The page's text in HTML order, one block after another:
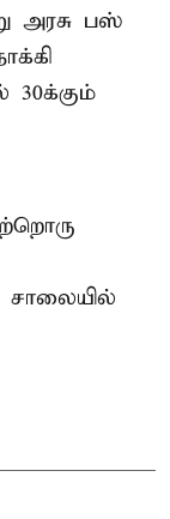
அரசு பஸ்
சாலையில்